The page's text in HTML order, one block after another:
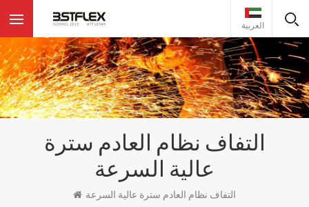
العربية
التفاف نظام العادم سترة
عالية السرعة
التفاف نظام العادم سترة عالية السرعة